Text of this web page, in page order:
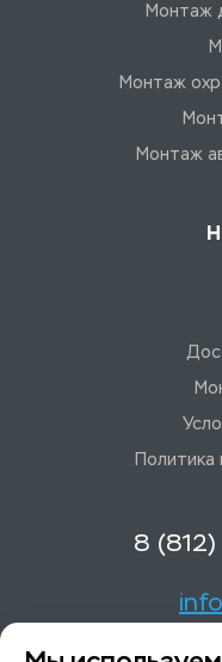
Монтаж
Монтаж
Монтаж
Политика
8 (812)